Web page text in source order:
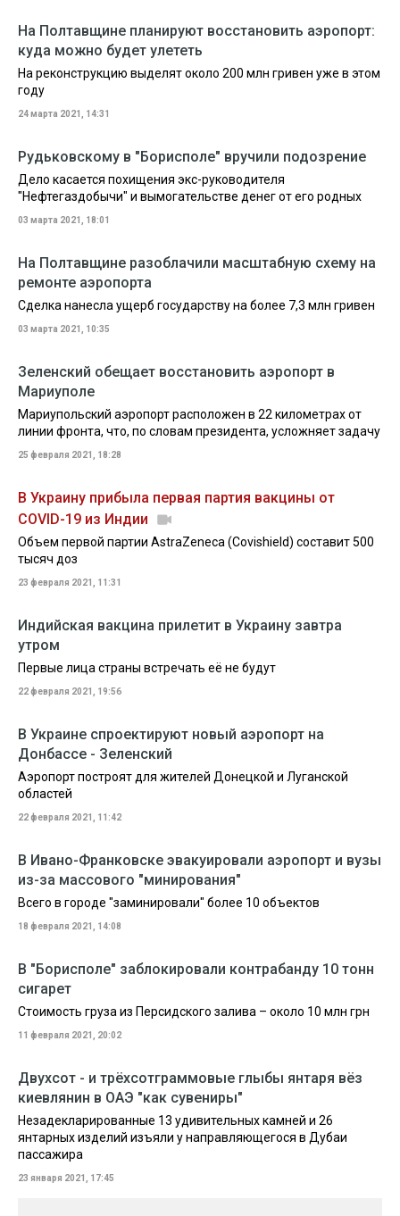
На Полтавщине планируют восстановить аэропорт:
куда можно будет улететь
На реконструкцию выделят около 200 млн гривен уже в этом
году
24 марта 2021, 14:31
Рудьковскому в "Борисполе" вручили подозрение
Дело касается похищения экс-руководителя
"Нефтегаздобычи" и вымогательстве денег от его родных
03 марта 2021, 18:01
На Полтавщине разоблачили масштабную схему на
ремонте аэропорта
Сделка нанесла ущерб государству на более 7,3 млн гривен
03 марта 2021, 10:35
Зеленский обещает восстановить аэропорт в
Мариуполе
Мариупольский аэропорт расположен в 22 километрах от
линии фронта, что, по словам президента, усложняет задачу
25 февраля 2021, 18:28
В Украину прибыла первая партия вакцины от
COVID-19 из Индии
Объем первой партии AstraZeneca (Covishield) составит 500
тысяч доз
23 февраля 2021, 11:31
Индийская вакцина прилетит в Украину завтра
утром
Первые лица страны встречать её не будут
22 февраля 2021, 19:56
В Украине спроектируют новый аэропорт на
Донбассе - Зеленский
Аэропорт построят для жителей Донецкой и Луганской
областей
22 февраля 2021, 11:42
В Ивано-Франковске эвакуировали аэропорт и вузы
из-за массового "минирования"
Всего в городе "заминировали" более 10 объектов
18 февраля 2021, 14:08
В "Борисполе" заблокировали контрабанду 10 тонн
сигарет
Стоимость груза из Персидского залива – около 10 млн грн
11 февраля 2021, 20:02
Двухсот - и трёхсотграммовые глыбы янтаря вёз
киевлянин в ОАЭ "как сувениры"
Незадекларированные 13 удивительных камней и 26
янтарных изделий изъяли у направляющегося в Дубаи
пассажира
23 января 2021, 17:45